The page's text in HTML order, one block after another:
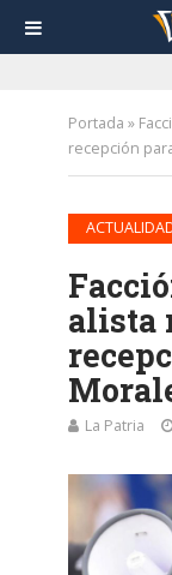
Portada »
recepción
alista
La Patria